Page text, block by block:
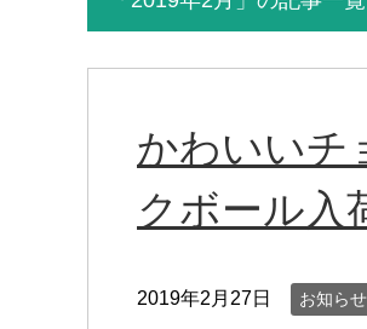
かわいいチ
クボール入
2019年2月27日 お知らせ